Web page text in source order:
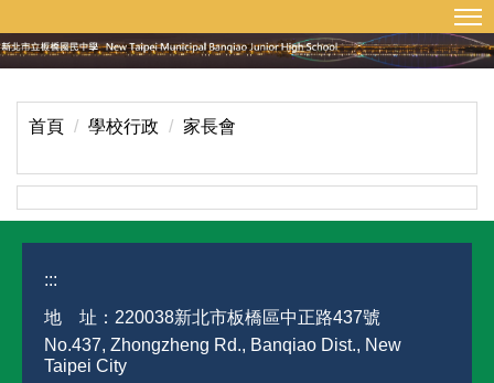
到
主
區
網站導覽
首頁 學校行政 家長會
:::
地 址：220038新北市板橋區中正路437號
No.437, Zhongzheng Rd., Banqiao Dist., New
Taipei City